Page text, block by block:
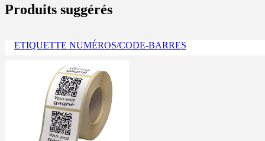
Produits suggérés
ETIQUETTE NUMÉROS/CODE-BARRES